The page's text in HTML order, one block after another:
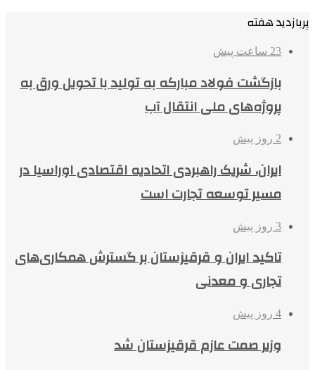
پربازدید هفته
23 ساعت پیش
بازگشت فولاد مبارکه به تولید با تحویل ورق به
پروژه‌های ملی انتقال آب
2 روز پیش
ایران، شریک راهبردی اتحادیه اقتصادی اوراسیا در
مسیر توسعه تجارت است
3 روز پیش
تاکید ایران و قرقیزستان بر گسترش همکاری‌های
تجاری و معدنی
4 روز پیش
وزیر صمت عازم قرقیزستان شد